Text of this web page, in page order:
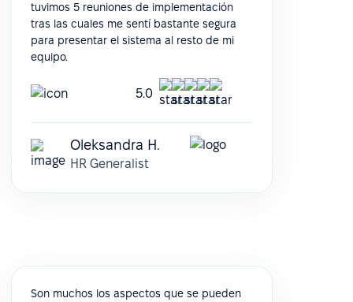
tuvimos 5 reuniones de implementación
tras las cuales me sentí bastante segura
para presentar el sistema al resto de mi
equipo.
5.0
Oleksandra H.
HR Generalist
Son muchos los aspectos que se pueden